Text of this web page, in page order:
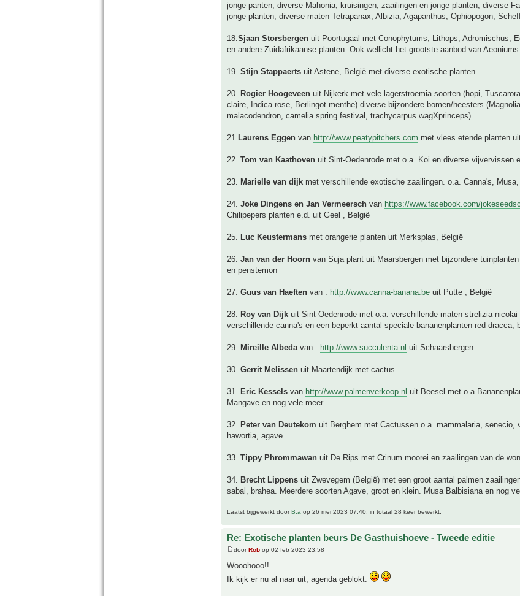
jonge panten, diverse Mahonia; kruisingen, zaailingen en jonge planten, diverse
jonge planten, diverse maten Tetrapanax, Albizia, Agapanthus, Ophiopogon,
18.Sjaan Storsbergen uit Poortugaal met Conophytums, Lithops, Adromischus,
en andere Zuidafrikaanse planten. Ook wellicht het grootste aanbod van
19. Stijn Stappaerts uit Astene, België met diverse exotische planten
20. Rogier Hoogeveen uit Nijkerk met vele lagerstroemia soorten (hopi,
claire, Indica rose, Berlingot menthe) diverse bijzondere bomen/heesters
malacodendron, camelia spring festival, trachycarpus wagXprinceps)
21. Laurens Eggen van http://www.peatypitchers.com met vlees etende planten
22. Tom van Kaathoven uit Sint-Oedenrode met o.a. Koi en diverse vijvervissen
23. Marielle van dijk met verschillende exotische zaailingen. o.a. Canna's,
24. Joke Dingens en Jan Vermeersch van https://www.facebook.com/
Chilipepers planten e.d. uit Geel , België
25. Luc Keustermans met orangerie planten uit Merksplas, België
26. Jan van der Hoorn van Suja plant uit Maarsbergen met bijzondere
en penstemon
27. Guus van Haeften van : http://www.canna-banana.be uit Putte , België
28. Roy van Dijk uit Sint-Oedenrode met o.a. verschillende maten strelizia nicolai
verschillende canna's en een beperkt aantal speciale bananenplanten red dracca,
29. Mireille Albedavan : http://www.succulenta.nl uit Schaarsbergen
30. Gerrit Melissen uit Maartendijk met cactus
31. Eric Kessels van http://www.palmenverkoop.nl uit Beesel met
Mangave en nog vele meer.
32. Peter van Deutekom uit Berghem met Cactussen o.a. mammalaria, senecio,
hawortia, agave
33. Tippy Phrommawan uit De Rips met Crinum moorei en zaailingen van de
34. Brecht Lippens uit Zwevegem (België) met een groot aantal palmen
sabal, brahea. Meerdere soorten Agave, groot en klein. Musa Balbisiana en nog
Laatst bijgewerkt doorB.a op 26 mei 2023 07:40, in totaal 28 keer bewerkt.
Re: Exotische planten beurs De Gasthuishoeve - Tweede editie
doorRob op 02 feb 2023 23:58
Wooohooo!!
Ik kijk er nu al naar uit, agenda geblokt.